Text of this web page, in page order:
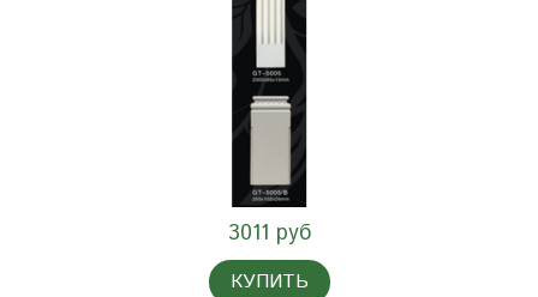
3011 руб
КУПИТЬ